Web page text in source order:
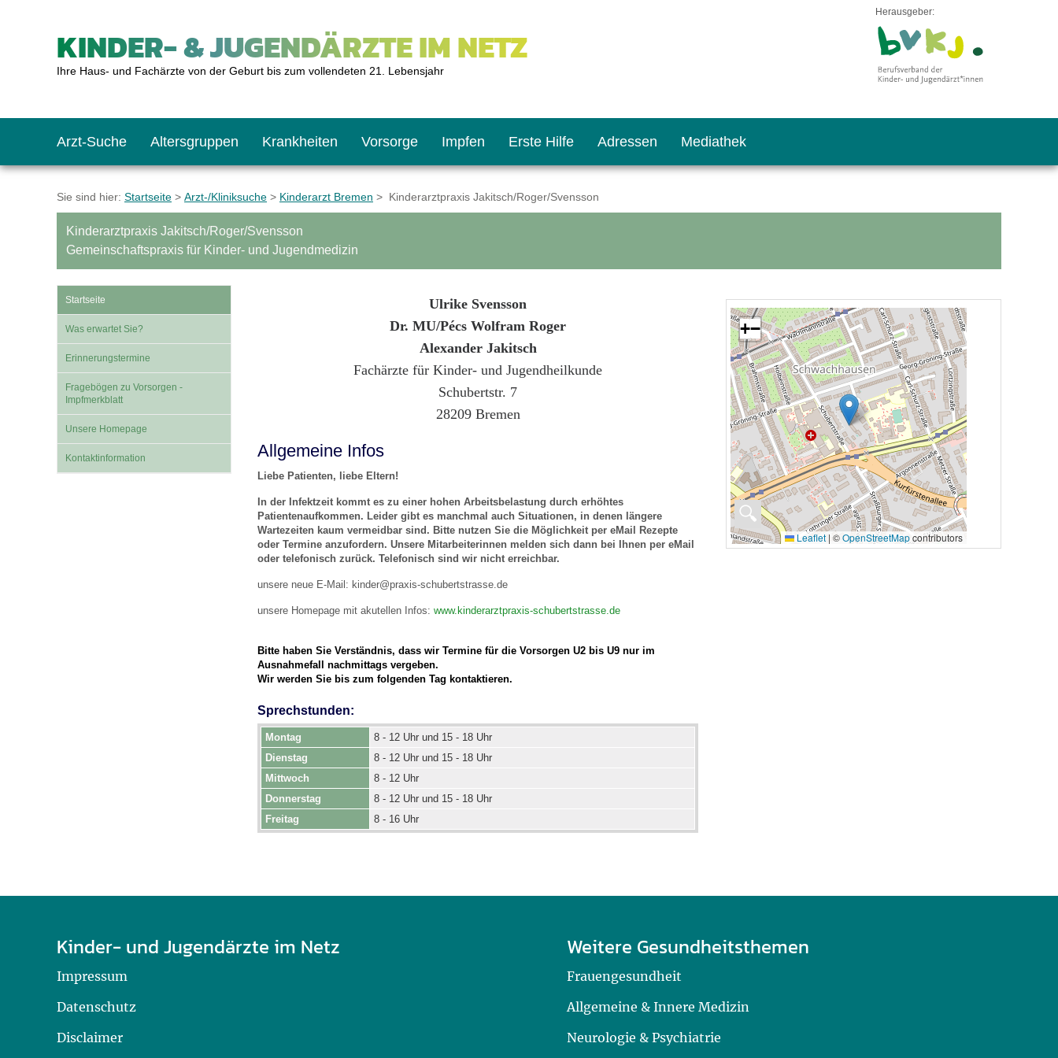
KINDER- & JUGENDÄRZTE IM NETZ
Ihre Haus- und Fachärzte von der Geburt bis zum vollendeten 21. Lebensjahr
Herausgeber:
Arzt-Suche Altersgruppen
Das erste Jahr
Kleinkinder
Krankheiten Vorsorge
Baby: U1 bis U6
Kleinkind: U7 bis U9
Impfen
Impfkalender
Impfen: Wann und wie oft?
Häufige Fragen
Recht auf Impfung
Vorsorge- und Impferinnerung
Erste Hilfe
Notrufnummern
Giftnotruf
Adressen
Notdienste
Sozialpädiatrie
Mediathek
BMI-Rechner
Körpergrößen-Rechner
Empfehlungen zum Bildschirmmediengebrauch
Hörlexikon
Material zu den Vorsorgen
Entwicklungskalender
Broschüren und Informationsflyer
Familienzeit gesund gestalten
U0-Vorsorge
Sie sind hier: Startseite > Arzt-/Kliniksuche > Kinderarzt Bremen > Kinderarztpraxis Jakitsch/Roger/Svensson
Kinderarztpraxis Jakitsch/Roger/Svensson
Gemeinschaftspraxis für Kinder- und Jugendmedizin
Startseite
Was erwartet Sie?
Erinnerungstermine
Fragebögen zu Vorsorgen -
Impfmerkblatt
Unsere Homepage
Kontaktinformation
Ulrike Svensson
Dr. MU/Pécs Wolfram Roger
Alexander Jakitsch
Fachärzte für Kinder- und Jugendheilkunde
Schubertstr. 7
28209 Bremen
Allgemeine Infos
Liebe Patienten, liebe Eltern!
In der Infektzeit kommt es zu einer hohen Arbeitsbelastung durch erhöhtes
Patientenaufkommen. Leider gibt es manchmal auch Situationen, in denen längere
Wartezeiten kaum vermeidbar sind. Bitte nutzen Sie die Möglichkeit per eMail Rezepte
oder Termine anzufordern. Unsere Mitarbeiterinnen melden sich dann bei Ihnen per eMail
oder telefonisch zurück. Telefonisch sind wir nicht erreichbar.
unsere neue E-Mail: kinder@praxis-schubertstrasse.de
unsere Homepage mit akutellen Infos: www.kinderarztpraxis-schubertstrasse.de
Bitte haben Sie Verständnis, dass wir Termine für die Vorsorgen U2 bis U9 nur im
Ausnahmefall nachmittags vergeben.
Wir werden Sie bis zum folgenden Tag kontaktieren.
Sprechstunden:
Montag
8 - 12 Uhr und 15 - 18 Uhr
Dienstag
8 - 12 Uhr und 15 - 18 Uhr
Mittwoch
8 - 12 Uhr
Donnerstag
8 - 12 Uhr und 15 - 18 Uhr
Freitag
8 - 16 Uhr
🔍
+−
Leaflet | ©OpenStreetMapcontributors
Kinder- und Jugendärzte im Netz
Impressum
Datenschutz
Disclaimer
Weitere Gesundheitsthemen
Frauengesundheit
Allgemeine & Innere Medizin
Neurologie & Psychiatrie